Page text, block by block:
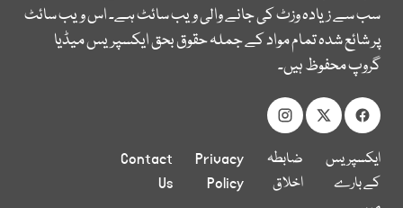
سب سے زیادہ وزٹ کی جانے والی ویب سائٹ ہے۔ اس ویب سائٹ
پر شائع شدہ تمام مواد کے جملہ حقوق بحق ایکسپریس میڈیا
گروپ محفوظ ہیں۔
ایکسپریس
کے بارے
ضابطہ
اخلاق
Privacy
Policy
Contact
Us